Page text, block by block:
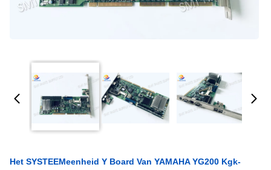
Het SYSTEEMeenheid Y Board Van YAMAHA YG200 Kgk-